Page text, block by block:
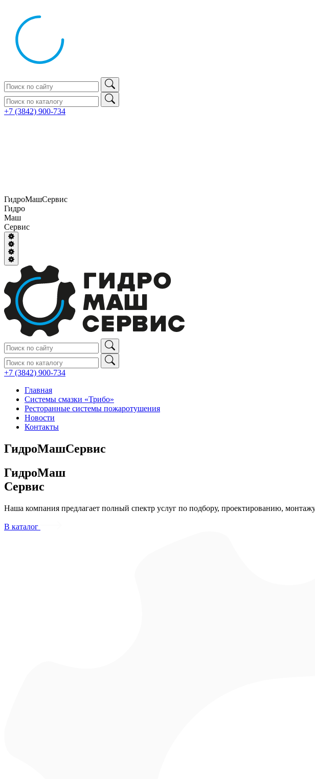
+7 (3842) 900‑734
ГидроМашСервис
Гидро
Маш
Сервис
+7 (3842) 900‑734
Главная
Системы смазки «Трибо»
Ресторанные системы пожаротушения
Новости
Контакты
ГидроМашСервис
ГидроМаш
Сервис
Наша компания предлагает полный спектр услуг по подбору, проектированию,
В каталог